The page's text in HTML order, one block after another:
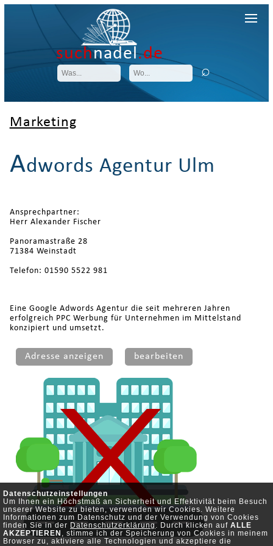
Datenschutzeinstellungen
Um Ihnen ein Höchstmaß an Sicherheit und Effektivität beim Besuch
unserer Website zu bieten, verwenden wir Cookies. Weitere
Informationen zum Datenschutz und der Verwendung von Cookies
finden Sie in der Datenschutzerklärung. Durch klicken auf ALLE
AKZEPTIEREN , stimme ich der Speicherung von Cookies in meinem
Browser zu, aktiviere alle Technologien und akzeptiere die
suchnadel.de
Marketing
Adwords Agentur Ulm
Ansprechpartner:
Herr Alexander Fischer
Panoramastraße 28
71384 Weinstadt
Telefon: 01590 5522 981
Eine Google Adwords Agentur die seit mehreren Jahren
erfolgreich PPC Werbung für Unternehmen im Mittelstand
konzipiert und umsetzt.
Adresse anzeigen bearbeiten